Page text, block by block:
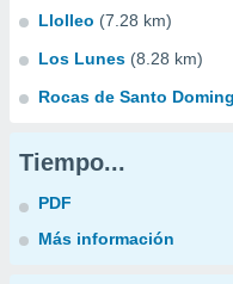
Llolleo (7.28 km)
Los Lunes (8.28 km)
Rocas de Santo
Tiempo...
PDF
Más información